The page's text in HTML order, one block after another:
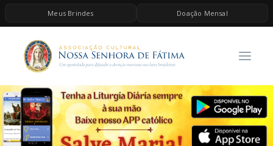
Meus Brindes Doação Mensal
HOME
A ASSOCIAÇÃO
CONTEÚDOS DE MARIA
ESPIRITUALIDADE
AS MELHORES MÚSICAS CATÓLICAS